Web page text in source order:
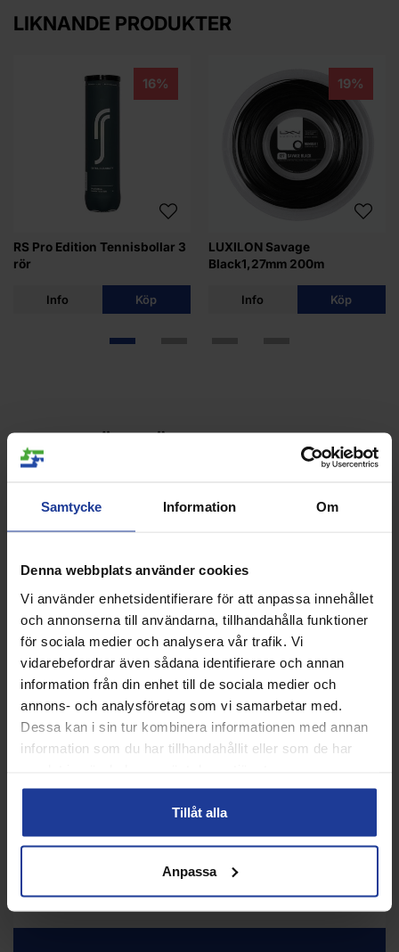
Samtycke Information Om
Denna webbplats använder cookies
Vi använder enhetsidentifierare för att anpassa innehållet
och annonserna till användarna, tillhandahålla funktioner
för sociala medier och analysera vår trafik. Vi
vidarebefordrar även sådana identifierare och annan
information från din enhet till de sociala medier och
annons- och analysföretag som vi samarbetar med.
Dessa kan i sin tur kombinera informationen med annan
information som du har tillhandahållit eller som de har
Tillåt alla
Anpassa
LIKNANDE PRODUKTER
16%
RS Pro Edition Tennisbollar 3
rör
Info Köp
19%
LUXILON Savage
Black1,27mm 200m
Info Köp
ANDRA KÖPTE ÄVEN
27%
RS All Court Black 1 Rör
23%
RS Tour Edition 18 Rör